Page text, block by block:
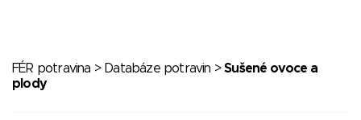
FÉR potravina > Databáze potravin >Sušené ovoce a
plody